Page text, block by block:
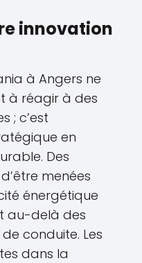
innovation
à Angers ne
à réagir à des
; c’est
en
Des
menées
énergétique
au-delà des
conduite. Les
dans la